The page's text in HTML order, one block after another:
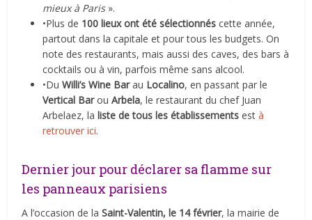
mieux à Paris ».
•Plus de 100 lieux ont été sélectionnéscette année,
partout dans la capitale et pour tous les budgets. On
note des restaurants, mais aussi des caves, des bars à
cocktails ou à vin, parfois même sans alcool.
•DuWilli’s Wine Barau Localino, en passant par le
Vertical BarouArbela, le restaurant du chef Juan
Arbelaez, laliste de tous les établissements està
retrouver ici.
Dernier jour pour déclarer sa flamme sur
les panneaux parisiens
A l’occasion de laSaint-Valentin, le 14 février, la mairie de